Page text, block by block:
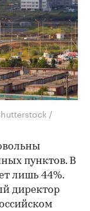
/
пунктов. В
лишь 44%.
директор